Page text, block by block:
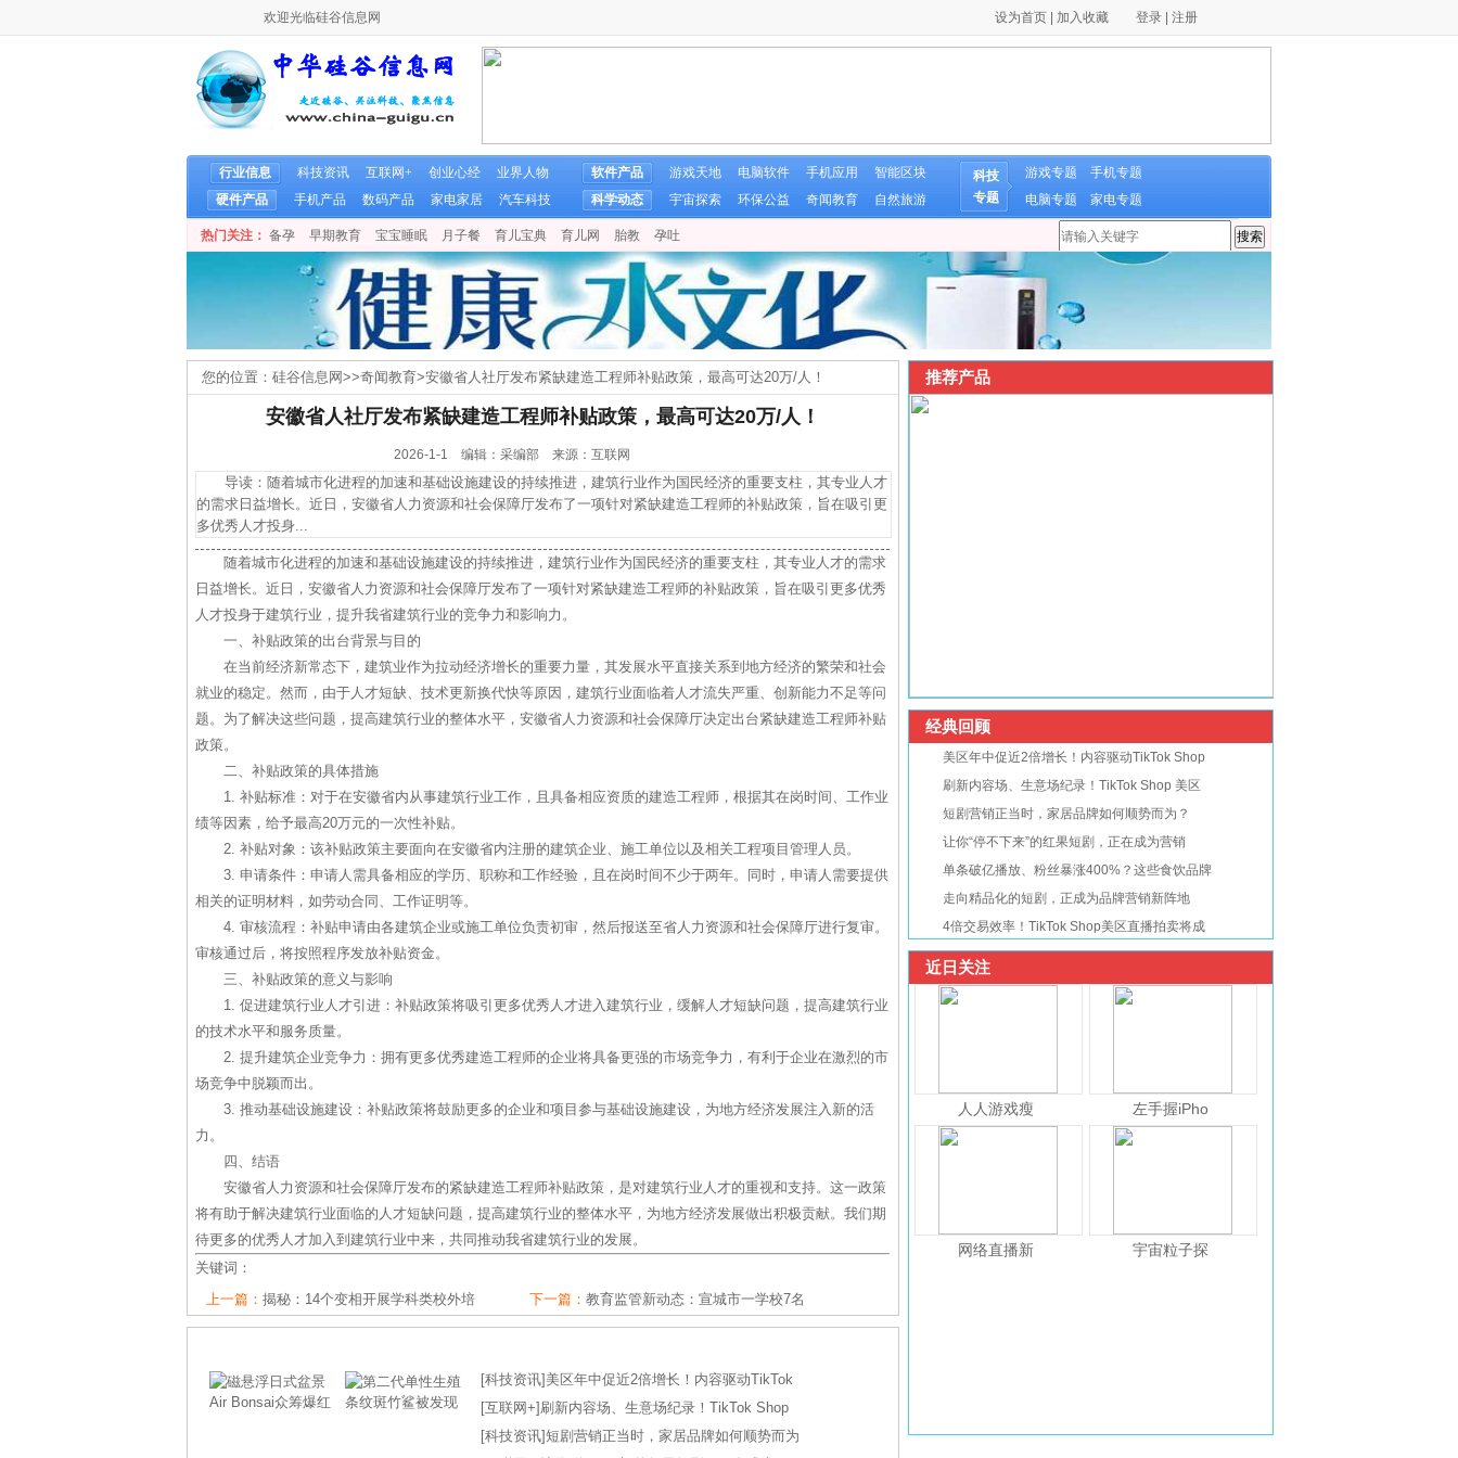
欢迎光临硅谷信息网 设为首页 加入收藏 登录 注册
行业信息 科技资讯 互联网+ 创业心经
业界人物
硬件产品
手机产品 数码产品 家电家居 汽车科技
软件产品 游戏天地 电脑软件 手机应用
智能区块
科学动态
宇宙探索 环保公益 奇闻教育 自然旅游
科技
专题
游戏专题
手机专题
电脑专题
家电专题
热门关注： 备孕 早期教育 宝宝睡眠 月子餐 育儿宝典 育儿网 胎教 孕吐
您的位置： 硅谷信息网>>奇闻教育>安徽省人社厅发布紧缺建造工程师补贴政策，最高可达20万/人！
安徽省人社厅发布紧缺建造工程师补贴政策，最高可达20万/人！
2026-1-1 编辑：采编部 来源：互联网
导读：随着城市化进程的加速和基础设施建设的持续推进，建筑行业作为国民经济的重要支柱，其专业人才
的需求日益增长。近日，安徽省人力资源和社会保障厅发布了一项针对紧缺建造工程师的补贴政策，旨在吸引更
多优秀人才投身...
随着城市化进程的加速和基础设施建设的持续推进，建筑行业作为国民经济的重要支柱，其专业人才的需求
日益增长。近日，安徽省人力资源和社会保障厅发布了一项针对紧缺建造工程师的补贴政策，旨在吸引更多优秀
人才投身于建筑行业，提升我省建筑行业的竞争力和影响力。
一、补贴政策的出台背景与目的
在当前经济新常态下，建筑业作为拉动经济增长的重要力量，其发展水平直接关系到地方经济的繁荣和社会
就业的稳定。然而，由于人才短缺、技术更新换代快等原因，建筑行业面临着人才流失严重、创新能力不足等问
题。为了解决这些问题，提高建筑行业的整体水平，安徽省人力资源和社会保障厅决定出台紧缺建造工程师补贴
政策。
二、补贴政策的具体措施
1. 补贴标准：对于在安徽省内从事建筑行业工作，且具备相应资质的建造工程师，根据其在岗时间、工作业
绩等因素，给予最高20万元的一次性补贴。
2. 补贴对象：该补贴政策主要面向在安徽省内注册的建筑企业、施工单位以及相关工程项目管理人员。
3. 申请条件：申请人需具备相应的学历、职称和工作经验，且在岗时间不少于两年。同时，申请人需要提供
相关的证明材料，如劳动合同、工作证明等。
4. 审核流程：补贴申请由各建筑企业或施工单位负责初审，然后报送至省人力资源和社会保障厅进行复审。
审核通过后，将按照程序发放补贴资金。
三、补贴政策的意义与影响
1. 促进建筑行业人才引进：补贴政策将吸引更多优秀人才进入建筑行业，缓解人才短缺问题，提高建筑行业
的技术水平和服务质量。
2. 提升建筑企业竞争力：拥有更多优秀建造工程师的企业将具备更强的市场竞争力，有利于企业在激烈的市
场竞争中脱颖而出。
3. 推动基础设施建设：补贴政策将鼓励更多的企业和项目参与基础设施建设，为地方经济发展注入新的活
力。
四、结语
安徽省人力资源和社会保障厅发布的紧缺建造工程师补贴政策，是对建筑行业人才的重视和支持。这一政策
将有助于解决建筑行业面临的人才短缺问题，提高建筑行业的整体水平，为地方经济发展做出积极贡献。我们期
待更多的优秀人才加入到建筑行业中来，共同推动我省建筑行业的发展。
关键词：
上一篇： 揭秘：14个变相开展学科类校外培 下一篇： 教育监管新动态：宣城市一学校7名
[科技资讯] 美区年中促近2倍增长！内容驱动TikTok
[互联网+] 刷新内容场、生意场纪录！TikTok Shop
[科技资讯]短剧营销正当时，家居品牌如何顺势而为
推荐产品
经典回顾
美区年中促近2倍增长！内容驱动TikTok Shop
刷新内容场、生意场纪录！TikTok Shop 美区
短剧营销正当时，家居品牌如何顺势而为？
让你“停不下来”的红果短剧，正在成为营销
单条破亿播放、粉丝暴涨400%？这些食饮品牌
走向精品化的短剧，正成为品牌营销新阵地
4倍交易效率！TikTok Shop美区直播拍卖将成
近日关注
人人游戏瘦 左手握iPho
网络直播新 宇宙粒子探